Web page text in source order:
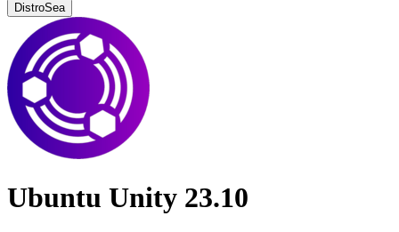
DistroSea
Ubuntu Unity 23.10